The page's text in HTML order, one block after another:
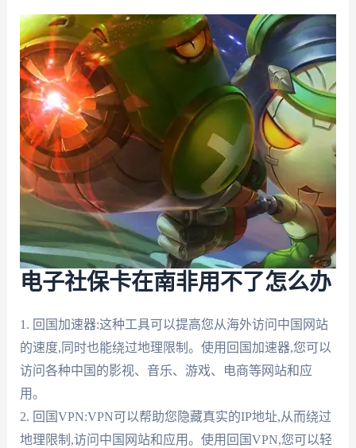
电子社保卡在南非用不了怎么办
1. 回国加速器:这种工具可以提高您从海外访问中国网站
的速度,同时也能绕过地理限制。使用回国加速器,您可以
访问各种中国的影视、音乐、游戏、电商等网站和应
用。
2. 回国VPN:VPN可以帮助您隐藏真实的IP地址,从而绕过
地理限制,访问中国网站和应用。使用回国VPN,您可以轻